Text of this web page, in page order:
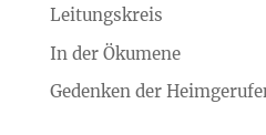
Leitungskreis
In der Ökumene
Gedenken der